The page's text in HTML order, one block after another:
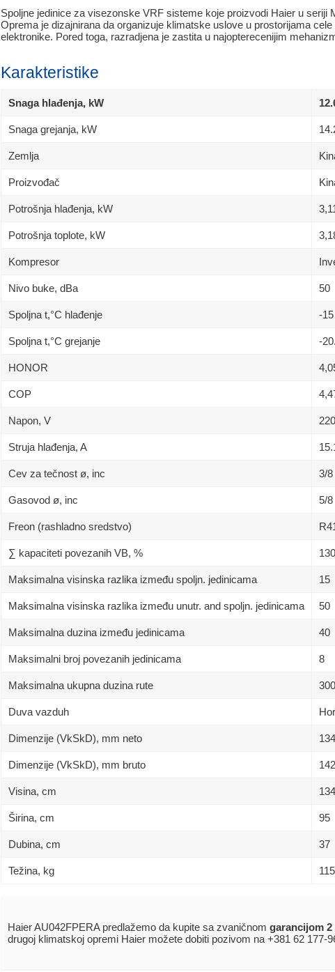
Spoljne jedinice za visezonske VRF sisteme koje proizvodi Haier u seriji
Oprema je dizajnirana da organizuje klimatske uslove u prostorijama
elektronike. Pored toga, razradjena je zastita u najopterecenijim
Karakteristike
Snaga hlađenja, kW
Snaga grejanja, kW
Zemlja
Proizvođač
Potrošnja hlađenja, kW
Potrošnja toplote, kW
Kompresor
Nivo buke, dBa 50
Spoljna t,°C hlađenje -
Spoljna t,°C grejanje -
HONOR
COP
Napon, V
Struja hlađenja, A
Cev za tečnost ø, inc 3/8
Gasovod ø, inc 5/8
Freon (rashladno sredstvo)
∑ kapaciteti povezanih VB, % 130
Maksimalna visinska razlika između spoljn. jedinicama 15
Maksimalna visinska razlika između unutr. and spoljn. jedinicama 50
Maksimalna duzina između jedinicama 40
Maksimalni broj povezanih jedinicama 8
Maksimalna ukupna duzina rute 300
Duva vazduh
Dimenzije (VkSkD), mm neto
Dimenzije (VkSkD), mm bruto
Visina, сm 134
Širina, сm 95
Dubina, сm 37
Težina, kg 115
Haier AU042FPERA predlažemo da kupite sa zvaničnom garancijom 2
drugoj klimatskoj opremi Haier možete dobiti pozivom na +381 62 177-